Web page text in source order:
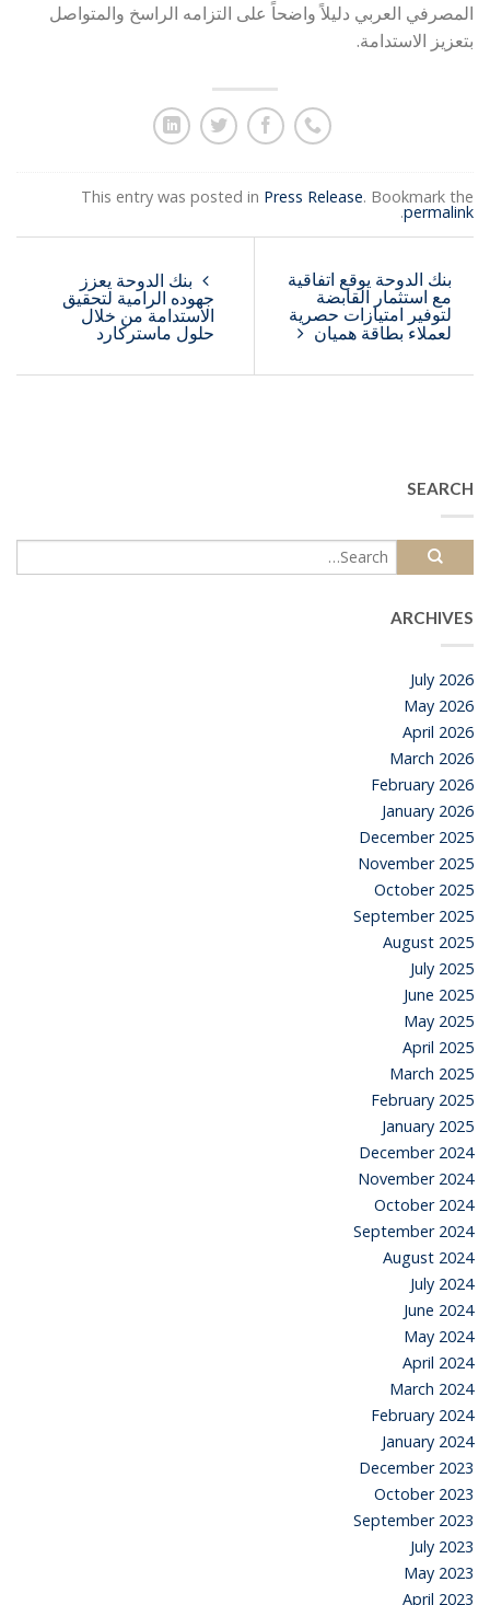
المصرفي العربي دليلاً واضحاً على التزامه الراسخ والمتواصل
بتعزيز الاستدامة.
This entry was posted in Press Release. Bookmark the
permalink
.
بنك الدوحة يعزز
جهوده الرامية لتحقيق
الاستدامة من خلال
حلول ماستركارد
بنك الدوحة يوقع اتفاقية
مع استثمار القابضة
لتوفير امتيازات حصرية
لعملاء بطاقة هميان
SEARCH
ARCHIVES
July 2026
May 2026
April 2026
March 2026
February 2026
January 2026
December 2025
November 2025
October 2025
September 2025
August 2025
July 2025
June 2025
May 2025
April 2025
March 2025
February 2025
January 2025
December 2024
November 2024
October 2024
September 2024
August 2024
July 2024
June 2024
May 2024
April 2024
March 2024
February 2024
January 2024
December 2023
October 2023
September 2023
July 2023
May 2023
April 2023